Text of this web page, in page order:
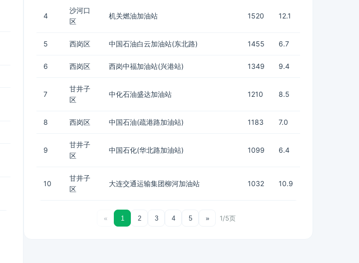
4
沙河口
区
机关燃油加油站 1520 12.1
5 西岗区 中国石油白云加油站(东北路) 1455 6.7
6 西岗区 西岗中福加油站(兴港站) 1349 9.4
7
甘井子
区
中化石油盛达加油站 1210 8.5
8 西岗区 中国石油(疏港路加油站) 1183 7.0
9
甘井子
区
中国石化(华北路加油站) 1099 6.4
10
甘井子
区
大连交通运输集团柳河加油站 1032 10.9
« 1 2 3 4 5 » 1/5页